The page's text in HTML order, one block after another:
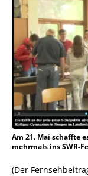
Am 21. Mai schaffte
mehrmals ins SWR-
(Der